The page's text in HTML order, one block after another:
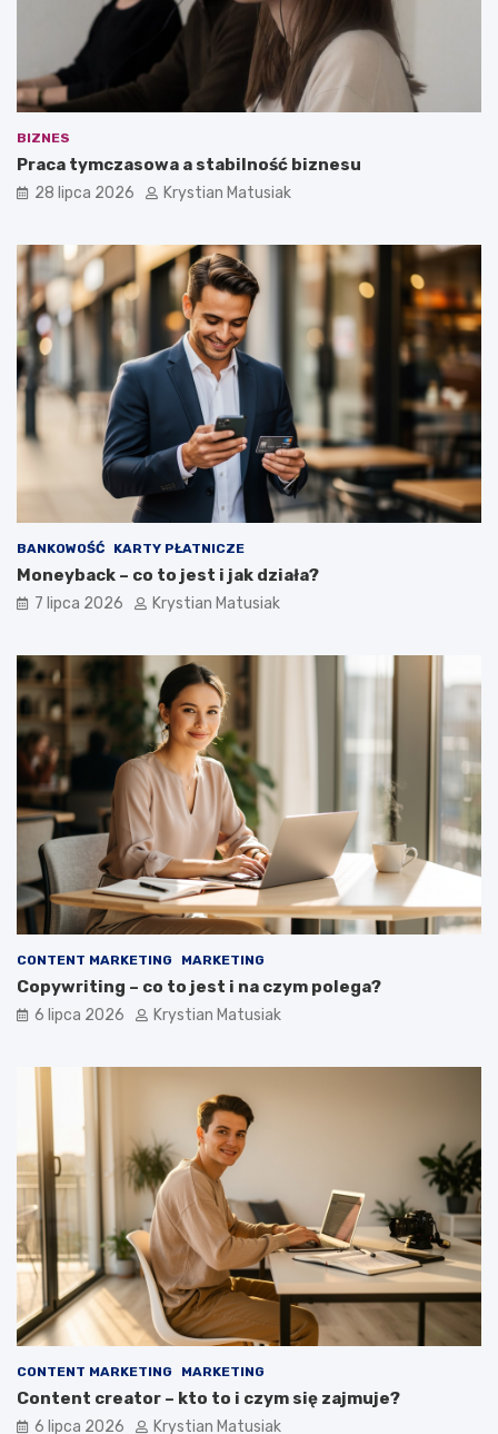
BIZNES
Praca tymczasowa a stabilność biznesu
28 lipca 2026 Krystian Matusiak
BANKOWOŚĆ KARTY PŁATNICZE
Moneyback – co to jest i jak działa?
7 lipca 2026 Krystian Matusiak
CONTENT MARKETING MARKETING
Copywriting – co to jest i na czym polega?
6 lipca 2026 Krystian Matusiak
CONTENT MARKETING MARKETING
Content creator – kto to i czym się zajmuje?
6 lipca 2026 Krystian Matusiak